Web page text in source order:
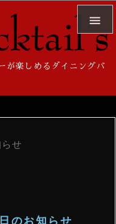

が楽しめるダイニングバ
せ
のお知らせ